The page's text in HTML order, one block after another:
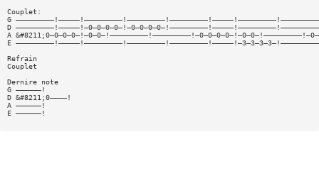
Couplet:
G
D
A
E
Refrain
Couplet
Dernire note
G ——————!
D &#8211;0————!
A ——————!
E ——————!